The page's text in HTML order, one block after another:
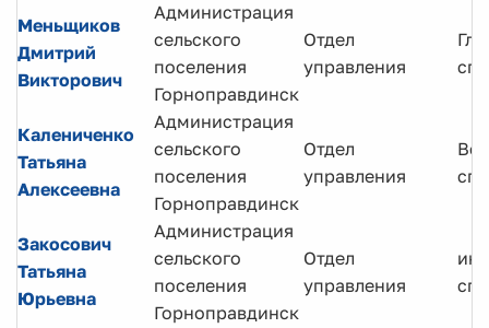
Меньщиков
Дмитрий
Викторович
Администрация
сельского
поселения
Горноправдинск
Отдел
управления
Калениченко
Татьяна
Алексеевна
Администрация
сельского
поселения
Горноправдинск
Отдел
управления
Закосович
Татьяна
Юрьевна
Администрация
сельского
поселения
Горноправдинск
Отдел
управления